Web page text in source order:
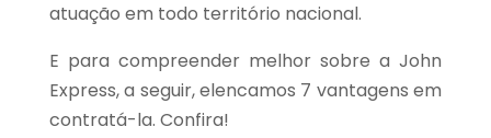
atuação em todo território nacional.
E para compreender melhor sobre a John
Express, a seguir, elencamos 7 vantagens em
contratá-la. Confira!